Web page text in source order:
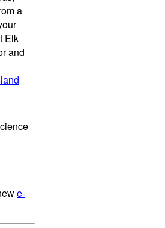
a
Elk
and
e-